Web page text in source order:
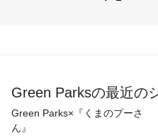
Green Parksの最近の
Green Parks×『くまのプーさ
ん』